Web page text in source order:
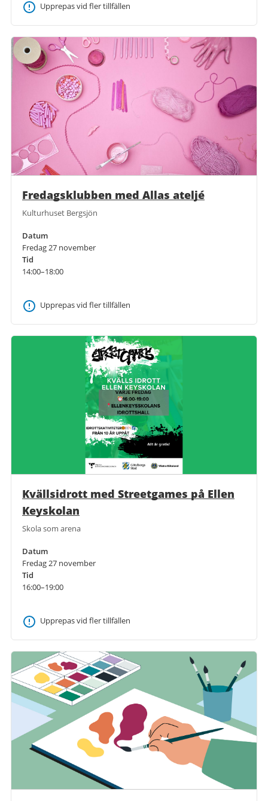
Upprepas vid fler tillfällen
Fredagsklubben med Allas ateljé
Kulturhuset Bergsjön
Datum
Fredag 27 november
Tid
14:00–18:00
Upprepas vid fler tillfällen
Kvällsidrott med Streetgames på Ellen
Keyskolan
Skola som arena
Datum
Fredag 27 november
Tid
16:00–19:00
Upprepas vid fler tillfällen